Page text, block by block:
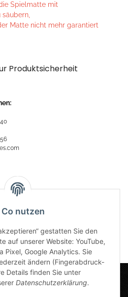
Spielmatte mit
säubern,
Matte nicht mehr garantiert
Produktsicherheit
nutzen
gestatten Sie den
auf unserer Website: YouTube,
Pixel, Google Analytics. Sie
ändern (Fingerabdruck-
Details finden Sie unter
Datenschutzerklärung.